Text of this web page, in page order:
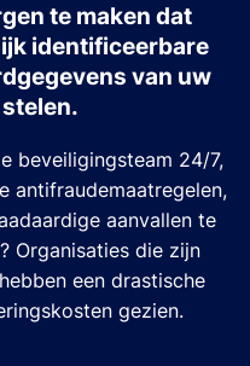
te maken dat
identificeerbare
van uw
beveiligingsteam 24/7,
antifraudemaatregelen,
aanvallen te
Organisaties die zijn
een drastische
gezien.